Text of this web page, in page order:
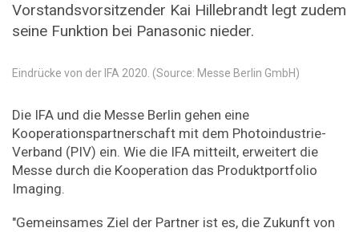
Vorstandsvorsitzender Kai Hillebrandt legt zudem
seine Funktion bei Panasonic nieder.
Eindrücke von der IFA 2020. (Source: Messe Berlin GmbH)
Die IFA und die Messe Berlin gehen eine
Kooperationspartnerschaft mit dem Photoindustrie-
Verband (PIV) ein. Wie die IFA mitteilt, erweitert die
Messe durch die Kooperation das Produktportfolio
Imaging.
"Gemeinsames Ziel der Partner ist es, die Zukunft von